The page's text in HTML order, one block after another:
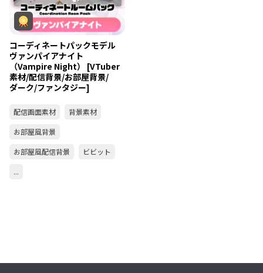
コーディネートパックモデル
ヴァンパイアナイト
（Vampire Night） [VTuber
素材/配信背景/お部屋背景/
ダーク/ファンタジー]
配信画面素材
背景素材
お部屋風背景
お部屋風配信背景
ビビット
...